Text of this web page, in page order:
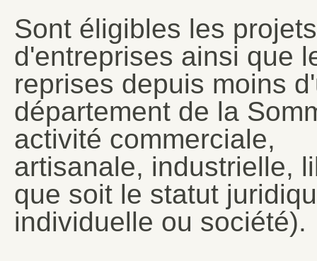
Sont éligibles les
d'entreprises ainsi que
reprises depuis moins
département de la
activité commerciale,
artisanale, industrielle,
que soit le statut
individuelle ou société).